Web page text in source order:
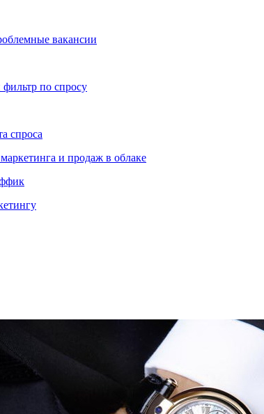
вакансии
по спросу
спроса
и продаж в облаке